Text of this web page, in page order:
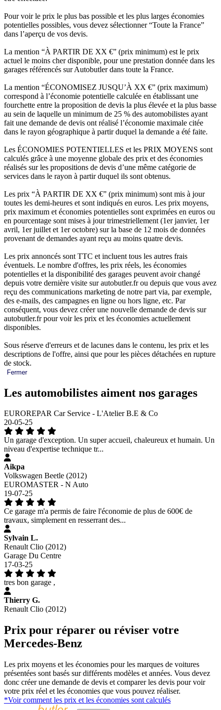
Pour voir le prix le plus bas possible et les plus larges économies
potentielles possibles, vous devez sélectionner “Toute la France”
dans l’aperçu de vos devis.
La mention “À PARTIR DE XX €” (prix minimum) est le prix
actuel le moins cher disponible, pour une prestation donnée dans les
garages référencés sur Autobutler dans toute la France.
La mention “ÉCONOMISEZ JUSQU’À XX €” (prix maximum)
correspond à l’économie potentielle calculée en établissant une
fourchette entre la proposition de devis la plus élevée et la plus basse
au sein de laquelle un minimum de 25 % des automobilistes ayant
fait une demande de devis ont réalisé l’économie maximale citée
dans le rayon géographique à partir duquel la demande a été faite.
Les ÉCONOMIES POTENTIELLES et les PRIX MOYENS sont
calculés grâce à une moyenne globale des prix et des économies
réalisés sur les propositions de devis d’une même catégorie de
services dans le rayon à partir duquel ils sont obtenus.
Les prix “À PARTIR DE XX €” (prix minimum) sont mis à jour
toutes les demi-heures et sont indiqués en euros. Les prix moyens,
prix maximum et économies potentielles sont exprimées en euros ou
en pourcentage sont mises à jour trimestriellement (1er janvier, 1er
avril, 1er juillet et 1er octobre) sur la base de 12 mois de données
provenant de demandes ayant reçu au moins quatre devis.
Les prix annoncés sont TTC et incluent tous les autres frais
éventuels. Le nombre d'offres, les prix réels, les économies
potentielles et la disponibilité des garages peuvent avoir changé
depuis votre dernière visite sur autobutler.fr ou depuis que vous avez
reçu des communications marketing de notre part via, par exemple,
des e-mails, des campagnes en ligne ou hors ligne, etc. Par
conséquent, vous devez créer une nouvelle demande de devis sur
autobutler.fr pour voir les prix et les économies actuellement
disponibles.
Sous réserve d'erreurs et de lacunes dans le contenu, les prix et les
descriptions de l'offre, ainsi que pour les pièces détachées en rupture
de stock.
Fermer
Les automobilistes aiment nos garages
EUROREPAR Car Service - L'Atelier B.E & Co
20-05-25
Un garage d'exception. Un super accueil, chaleureux et humain. Un
niveau d'expertise technique tr...
Aikpa
Volkswagen Beetle (2012)
EUROMASTER - N Auto
19-07-25
Ce garage m'a permis de faire l'économie de plus de 600€ de
travaux, simplement en resserrant des...
Sylvain L.
Renault Clio (2012)
Garage Du Centre
17-03-25
tres bon garage ,
Thierry G.
Renault Clio (2012)
Prix pour réparer ou réviser votre
Mercedes-Benz
Les prix moyens et les économies pour les marques de voitures
présentées sont basés sur différents modèles et années. Vous devez
donc créer une demande de devis et comparer les devis pour voir
votre prix réel et les économies que vous pouvez réaliser.
*Voir comment les prix et les économies sont calculés